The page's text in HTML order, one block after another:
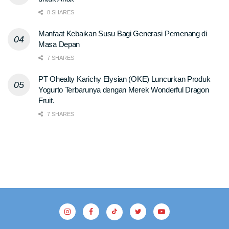
8 SHARES
Manfaat Kebaikan Susu Bagi Generasi Pemenang di
Masa Depan
7 SHARES
PT Ohealty Karichy Elysian (OKE) Luncurkan Produk
Yogurto Terbarunya dengan Merek Wonderful Dragon
Fruit.
7 SHARES